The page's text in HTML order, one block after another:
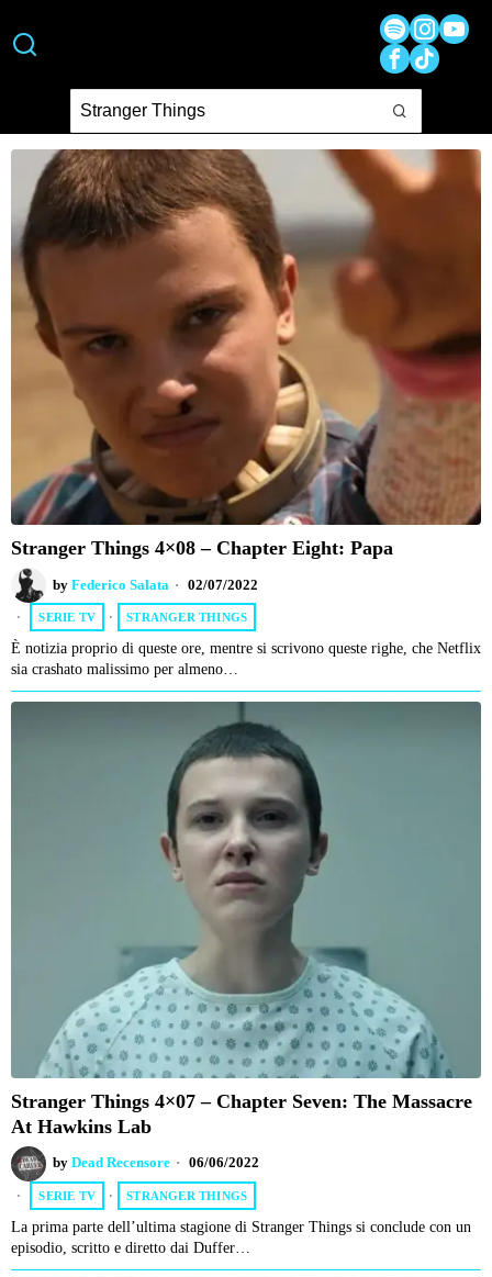
Stranger Things 4×08 – Chapter Eight: Papa
by Federico Salata 02/07/2022
SERIE TV · STRANGER THINGS
È notizia proprio di queste ore, mentre si scrivono queste righe, che Netflix
sia crashato malissimo per almeno…
Stranger Things 4×07 – Chapter Seven: The Massacre
At Hawkins Lab
by Dead Recensore 06/06/2022
SERIE TV · STRANGER THINGS
La prima parte dell’ultima stagione di Stranger Things si conclude con un
episodio, scritto e diretto dai Duffer…